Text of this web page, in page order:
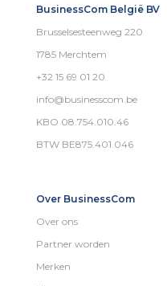
BusinessCom België BV
Brusselsesteenweg 220
1785 Merchtem
+32 15 69 01 20
info@businesscom.be
KBO 08.754.010.46
BTW BE875.401.046
Over BusinessCom
Over ons
Partner worden
Merken